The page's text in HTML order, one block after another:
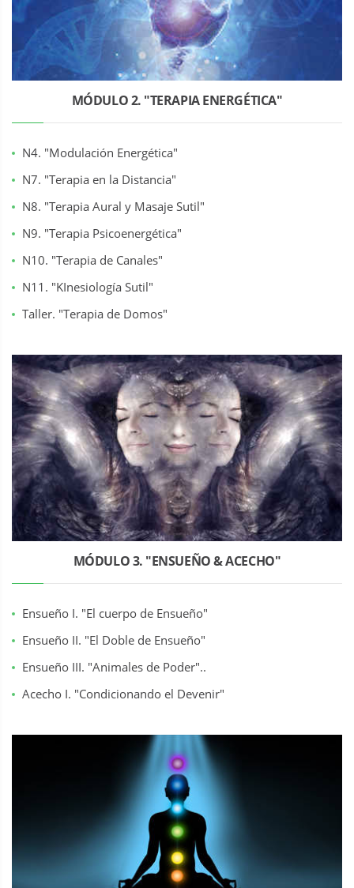
MÓDULO 2. "TERAPIA ENERGÉTICA"
N4. "Modulación Energética"
N7. "Terapia en la Distancia"
N8. "Terapia Aural y Masaje Sutil"
N9. "Terapia Psicoenergética"
N10. "Terapia de Canales"
N11. "KInesiología Sutil"
Taller. "Terapia de Domos"
MÓDULO 3. "ENSUEÑO & ACECHO"
Ensueño I. "El cuerpo de Ensueño"
Ensueño II. "El Doble de Ensueño"
Ensueño III. "Animales de Poder"..
Acecho I. "Condicionando el Devenir"